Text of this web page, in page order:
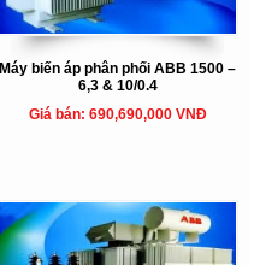
Máy biến áp phân phối ABB 1500 –
6,3 & 10/0.4
Giá bán: 690,690,000 VNĐ